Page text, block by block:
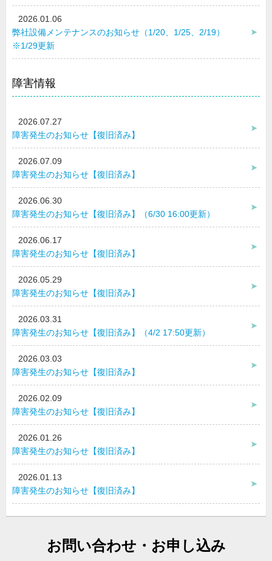
2026.01.06
弊社設備メンテナンスのお知らせ（1/20、1/25、2/19）
※1/29更新
障害情報
2026.07.27
障害発生のお知らせ【復旧済み】
2026.07.09
障害発生のお知らせ【復旧済み】
2026.06.30
障害発生のお知らせ【復旧済み】（6/30 16:00更新）
2026.06.17
障害発生のお知らせ【復旧済み】
2026.05.29
障害発生のお知らせ【復旧済み】
2026.03.31
障害発生のお知らせ【復旧済み】（4/2 17:50更新）
2026.03.03
障害発生のお知らせ【復旧済み】
2026.02.09
障害発生のお知らせ【復旧済み】
2026.01.26
障害発生のお知らせ【復旧済み】
2026.01.13
障害発生のお知らせ【復旧済み】
お問い合わせ・お申し込み